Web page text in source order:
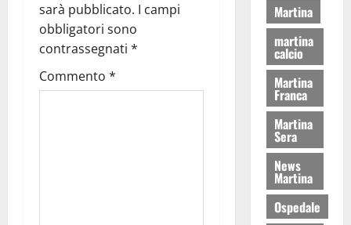
sarà pubblicato. I campi
obbligatori sono
contrassegnati *
Commento *
Martina
martina
calcio
Martina
Franca
Martina
Sera
News
Martina
Ospedale